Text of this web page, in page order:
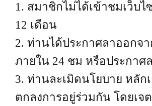
1. สมาชิกไม่ได้เข้าชมเว็บไ
12 เดือน
2. ท่านได้ประกาศลาออกจ
ภายใน 24 ชม หรือประกาศ
3. ท่านละเมิดนโยบาย หลั
ตกลงการอยู่ร่วมกัน โดยเจ